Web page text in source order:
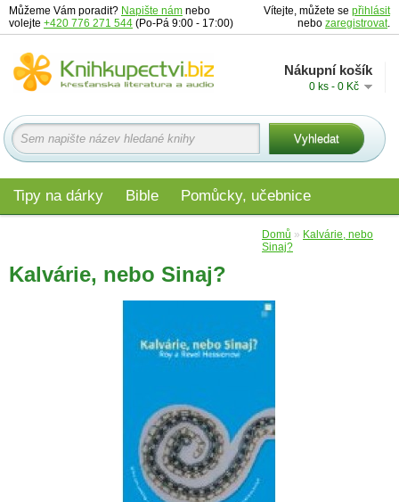
Můžeme Vám poradit? Napište nám nebo
volejte +420 776 271 544 (Po-Pá 9:00 - 17:00)
Vítejte, můžete se přihlásit
nebo zaregistrovat.
Nákupní košík
0 ks - 0 Kč
Tipy na dárky Bible Pomůcky, učebnice
Domů » Kalvárie, nebo
Sinaj?
Kalvárie, nebo Sinaj?